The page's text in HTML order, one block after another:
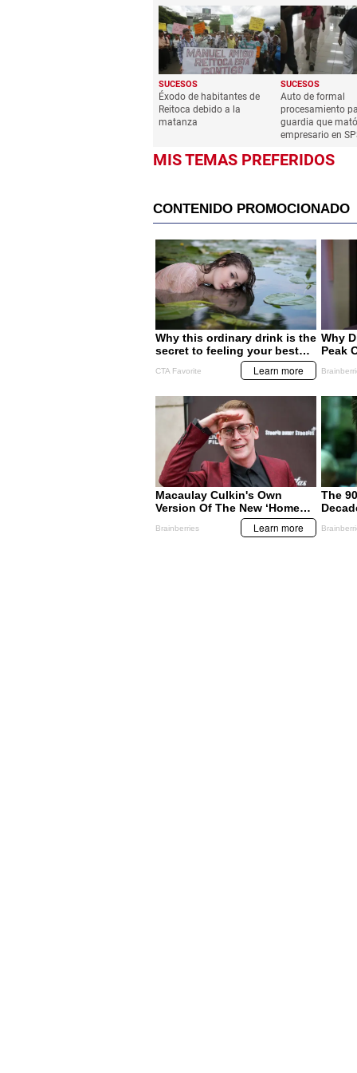
SUCESOS
Éxodo de habitantes de
Reitoca debido a la
matanza
SUCESOS
Auto de formal
procesamiento
guardia que
empresario en
MIS TEMAS PREFERIDOS